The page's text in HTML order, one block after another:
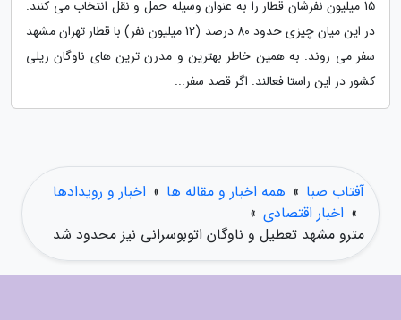
15 میلیون نفرشان قطار را به عنوان وسیله حمل و نقل انتخاب می کنند.
در این میان چیزی حدود 80 درصد (12 میلیون نفر) با قطار تهران مشهد
سفر می روند. به همین خاطر بهترین و مدرن ترین های ناوگان ریلی
کشور در این راستا فعالند. اگر قصد سفر...
آفتاب صبا » همه اخبار و مقاله ها » اخبار و رویدادها
» اخبار اقتصادی »
مترو مشهد تعطیل و ناوگان اتوبوسرانی نیز محدود شد